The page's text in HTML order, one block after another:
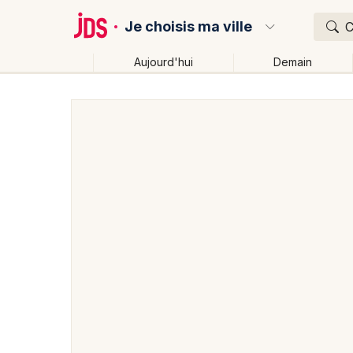
Je choisis ma ville
Aujourd'hui Demain